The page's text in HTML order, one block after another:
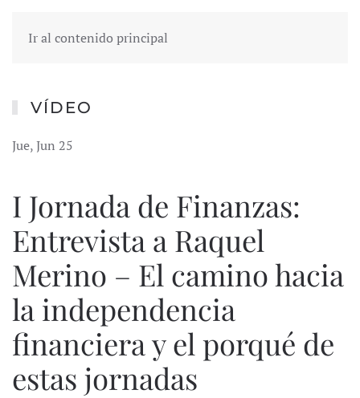
Ir al contenido principal
VÍDEO
Jue, Jun 25
I Jornada de Finanzas:
Entrevista a Raquel
Merino – El camino hacia
la independencia
financiera y el porqué de
estas jornadas